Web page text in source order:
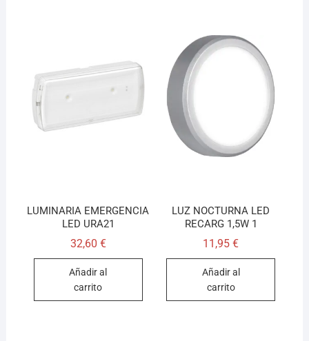
LUMINARIA EMERGENCIA
LED URA21
32,60 €
Añadir al
carrito
LUZ NOCTURNA LED
RECARG 1,5W 1
11,95€
Añadir al
carrito